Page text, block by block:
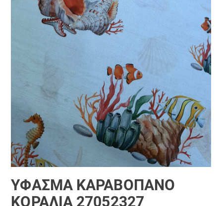
ΎΦΑΣΜΑ ΚΑΡΑΒΌΠΑΝΟ
ΚΟΡΑΛΙΑ 27052327